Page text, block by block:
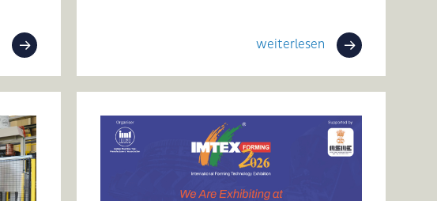
weiterlesen